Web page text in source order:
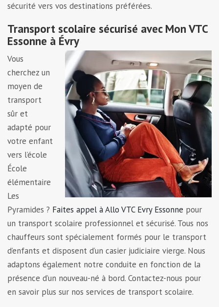
sécurité vers vos destinations préférées.
Transport scolaire sécurisé avec Mon VTC
Essonne à Évry
Vous
cherchez un
moyen de
transport
sûr et
adapté pour
votre enfant
vers l’école
École
élémentaire
Les
Pyramides ? Faites appel à Allo VTC Evry Essonne pour
un transport scolaire professionnel et sécurisé. Tous nos
chauffeurs sont spécialement formés pour le transport
d’enfants et disposent d’un casier judiciaire vierge. Nous
adaptons également notre conduite en fonction de la
présence d’un nouveau-né à bord. Contactez-nous pour
en savoir plus sur nos services de transport scolaire.